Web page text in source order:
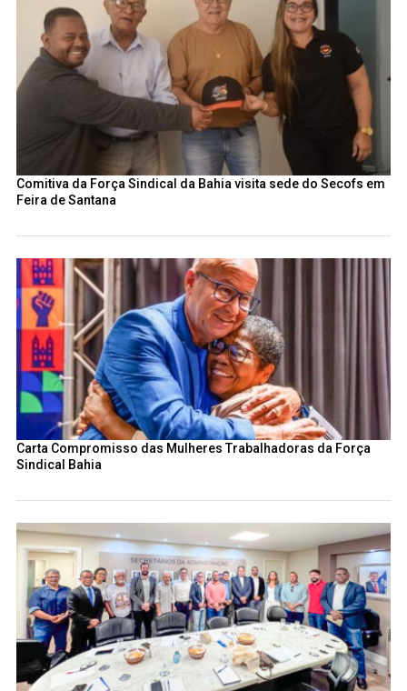
Comitiva da Força Sindical da Bahia visita sede do Secofs em
Feira de Santana
Carta Compromisso das Mulheres Trabalhadoras da Força
Sindical Bahia